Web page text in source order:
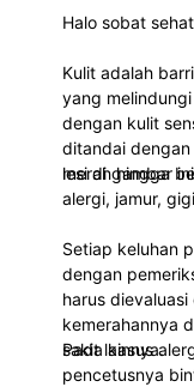
Halo sobat
Kulit adalah
yang
dengan kulit sensitif rentan mengalami
ditandai
merah hingga
lesi di gambar
alergi, jamur,
Setiap keluhan
dengan
harus
kemerahannya
sakit lainnya.
Pada kasus
pencetusnya